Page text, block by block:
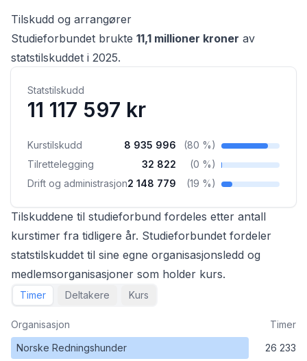
Tilskudd og arrangører
Studieforbundet brukte 11,1 millioner kroner av
statstilskuddet i 2025.
Statstilskudd
11 117 597 kr
Kurstilskudd 8 935 996 (80 %)
Tilrettelegging
32 822 (0 %)
Drift og administrasjon2 148 779 (19 %)
Tilskuddene til studieforbund fordeles etter antall
kurstimer fra tidligere år. Studieforbundet fordeler
statstilskuddet til sine egne organisasjonsledd og
medlemsorganisasjoner som holder kurs.
Timer Deltakere Kurs
Organisasjon
Timer
Norske Redningshunder
26 233